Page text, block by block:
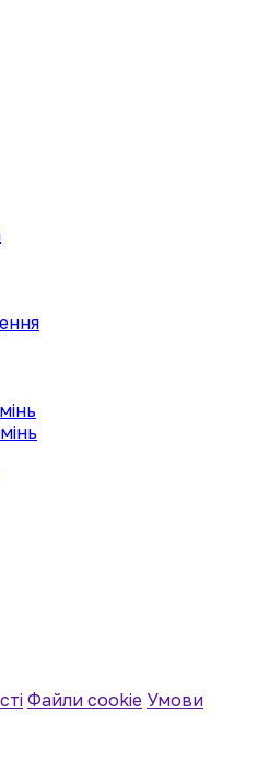
Файли cookie Умови